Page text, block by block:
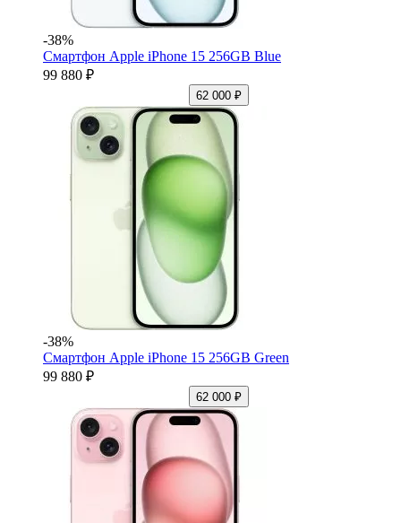
-38%
Смартфон Apple iPhone 15 256GB Blue
99 880 ₽
62 000 ₽
-38%
Смартфон Apple iPhone 15 256GB Green
99 880 ₽
62 000 ₽